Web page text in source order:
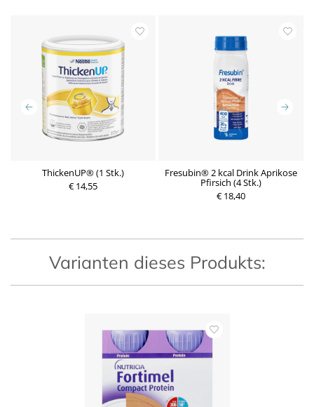
ThickenUP® (1 Stk.)
€ 14,55
Fresubin® 2 kcal Drink Aprikose
Pfirsich (4 Stk.)
€ 18,40
Varianten dieses Produkts: